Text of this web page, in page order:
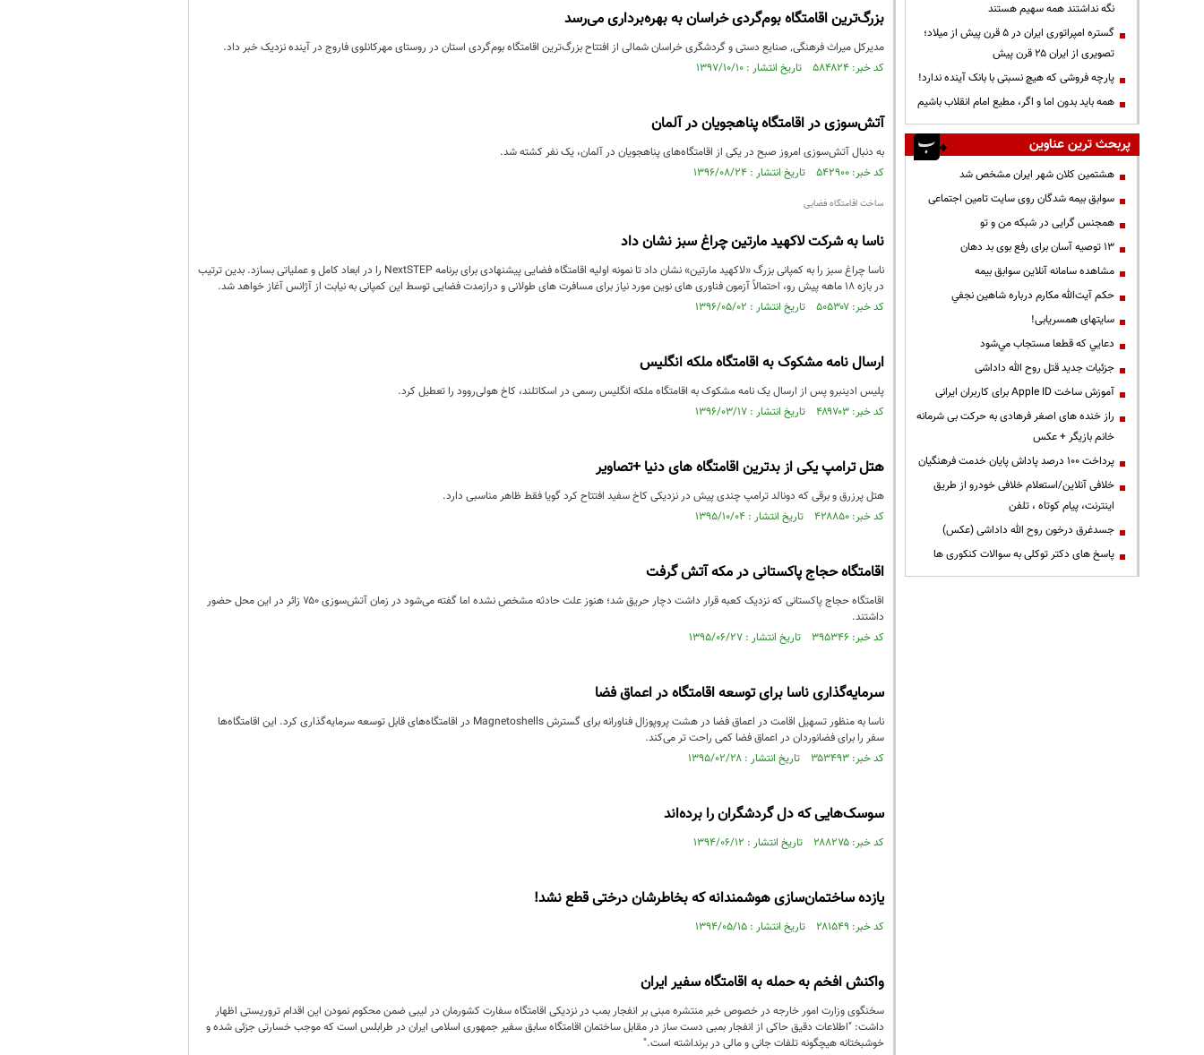
بزرگ‌ترین اقامتگاه بوم‌گردی خراسان به بهره‌برداری می‌رسد
مدیرکل میراث فرهنگی٬ صنایع دستی و گردشگری خراسان شمالی از افتتاح بزرگ‌ترین اقامتگاه بوم‌گردی استان در روستای مهرکانلوی فاروج در آینده نزدیک خبر داد.
کد خبر: ۵۸۴۸۲۴ تاریخ انتشار : ۱۳۹۷/۱۰/۱۰
آتش‌‌سوزی در اقامتگاه پناهجویان در آلمان
به دنبال آتش‌سوزی امروز صبح در یکی از اقامتگاه‌های پناهجویان در آلمان، یک نفر کشته شد.
کد خبر: ۵۴۲۹۰۰ تاریخ انتشار : ۱۳۹۶/۰۸/۲۴
ساخت اقامتگاه فضایی
ناسا به شرکت لاکهید مارتین چراغ سبز نشان داد
ناسا چراغ سبز را به کمپانی بزرگ «لاکهید مارتین» نشان داد تا نمونه اولیه اقامتگاه فضایی پیشنهادی برای برنامه NextSTEP را در ابعاد کامل و عملیاتی بسازد. بدین ترتیب
در بازه 18 ماهه پیش رو، احتمالاً آزمون فناوری های نوین مورد نیاز برای مسافرت های طولانی و درازمدت فضایی توسط این کمپانی به نیابت از آژانس آغاز خواهد شد.
کد خبر: ۵۰۵۳۰۷ تاریخ انتشار : ۱۳۹۶/۰۵/۰۲
ارسال نامه مشکوک به اقامتگاه ملکه انگلیس
پلیس ادینبرو پس از ارسال یک نامه مشکوک به اقامتگاه ملکه انگلیس رسمی در اسکاتلند، کاخ هولی‌روود را تعطیل کرد.
کد خبر: ۴۸۹۷۰۳ تاریخ انتشار : ۱۳۹۶/۰۳/۱۷
هتل ترامپ یکی از بدترین اقامتگاه های دنیا +تصاویر
هتل پرزرق‌ و برقی که دونالد ترامپ چندی پیش در نزدیکی کاخ سفید افتتاح کرد گویا فقط ظاهر مناسبی دارد.
کد خبر: ۴۲۸۸۵۰ تاریخ انتشار : ۱۳۹۵/۱۰/۰۴
اقامتگاه حجاج پاکستانی در مکه آتش گرفت
اقامتگاه حجاج پاکستانی که نزدیک کعبه قرار داشت دچار حریق شد؛ هنوز علت حادثه مشخص نشده اما گفته می‌شود در زمان آتش‌سوزی ۷۵۰ زائر در این محل حضور
داشتند.
کد خبر: ۳۹۵۳۴۶ تاریخ انتشار : ۱۳۹۵/۰۶/۲۷
سرمایه‌گذاری ناسا برای توسعه اقامتگاه در اعماق فضا
ناسا به منظور تسهیل اقامت در اعماق فضا در هشت پروپوزال فناورانه برای گسترش Magnetoshells در اقامتگاه‌های قابل توسعه سرمایه‌گذاری کرد. این اقامتگاه‌ها
سفر را برای فضانوردان در اعماق فضا کمی راحت تر می‌کند.
کد خبر: ۳۵۳۴۹۳ تاریخ انتشار : ۱۳۹۵/۰۲/۲۸
سوسک‌هایی که دل گردشگران را برده‌اند
کد خبر: ۲۸۸۲۷۵ تاریخ انتشار : ۱۳۹۴/۰۶/۱۲
یازده ساختمان‌سازی هوشمندانه که بخاطرشان درختی قطع نشد!
کد خبر: ۲۸۱۵۴۹ تاریخ انتشار : ۱۳۹۴/۰۵/۱۵
واکنش افخم به حمله به اقامتگاه سفیر ایران
سخنگوی وزارت امور خارجه در خصوص خبر منتشره مبنی بر انفجار بمب در نزدیکی اقامتگاه سفارت کشورمان در لیبی ضمن محکوم نمودن این اقدام تروریستی اظهار
داشت: "اطلاعات دقیق حاکی از انفجار بمبی دست ساز در مقابل ساختمان اقامتگاه سابق سفیر جمهوری اسلامی ایران در طرابلس است که موجب خسارتی جزئی شده و
خوشبختانه هیچگونه تلفات جانی و مالی در برنداشته است."
نگه نداشتند همه سهیم هستند
گستره امپراتوری ایران در ۵ قرن پیش از میلاد؛
تصویری از ایران ۲۵ قرن پیش
پارچه فروشی که هیچ نسبتی با بانک آینده ندارد!
همه باید بدون اما و اگر، مطیع امام انقلاب باشیم
پربحث ترین عناوین
هشتمین کلان شهر ایران مشخص شد
سوابق بیمه شدگان روی سایت تامین اجتماعی
همجنس گرایی در شبکه من و تو
13 توصیه آسان برای رفع بوی بد دهان
مشاهده سامانه آنلاين سوابق بیمه
حكم آيت‌الله مكارم درباره شاهين نجفي
سایتهای همسریابی!
دعايي كه قطعا مستجاب مي‌شود
جزئیات جدید قتل روح الله داداشی
آموزش ساخت Apple ID برای کاربران ایرانی
راز خنده های اصغر فرهادی به حرکت بی شرمانه
خانم بازیگر + عکس
پرداخت ۱۰۰ درصد پاداش پایان خدمت فرهنگیان
خلافی آنلاین/استعلام خلافی خودرو از طریق
اینترنت، پیام کوتاه ، تلفن
جسدغرق درخون روح الله داداشی (عکس)
پاسخ های دکتر توکلی به سوالات کنکوری ها